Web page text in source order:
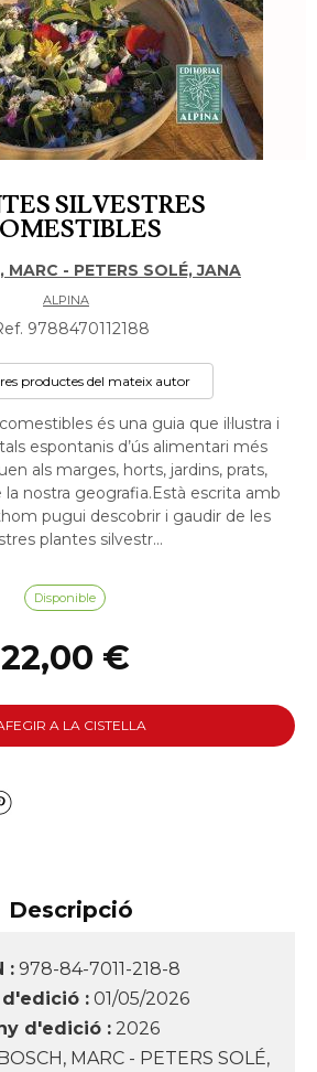
SILVESTRES
MARC - PETERS SOLÉ, JANA
ALPINA
9788470112188
productes del mateix autor
és una guia que il·lustra i
espontanis d’ús alimentari més
als marges, horts, jardins, prats,
la nostra geografia.Està escrita amb
pugui descobrir i gaudir de les
plantes silvestr...
Disponible
22,00 €
A LA CISTELLA
Descripció
: 978-84-7011-218-8
d'edició : 01/05/2026
d'edició : 2026
MARC - PETERS SOLÉ,